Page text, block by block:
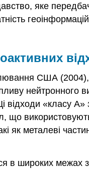
яке
США
нейтронного
відходи «класу
що
як металеві
в широких межах